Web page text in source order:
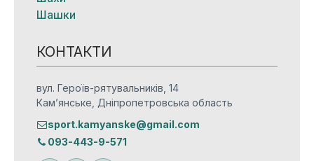
Шашки
КОНТАКТИ
вул. Героїв-рятувальників, 14
Кам’янське, Дніпропетровська область
sport.kamyanske@gmail.com
093-443-9-571